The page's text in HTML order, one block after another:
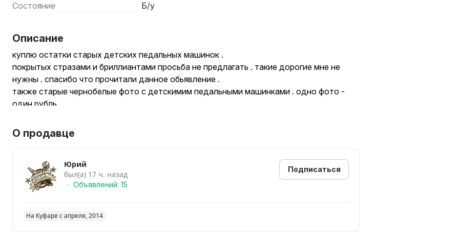
Состояние
Б/у
Описание
куплю остатки старых детских педальных машинок .
покрытых стразами и бриллиантами просьба не предлагать . такие дорогие мне не
нужны . спасибо что прочитали данное обьявление .
также старые чернобелые фото с детскимим педальными машинками . одно фото -
один рубль.
О продавце
Юрий
был(а) 17 ч. назад
Объявлений: 15
Подписаться
На Куфаре с апреля, 2014